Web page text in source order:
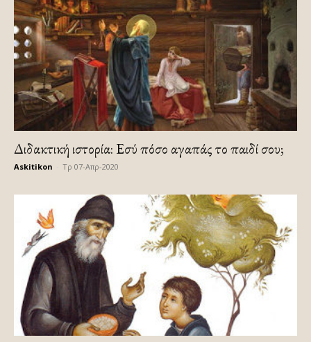
Διδακτική ιστορία: Εσύ πόσο αγαπάς το παιδί σου;
Askitikon Τρ 07-Απρ-2020